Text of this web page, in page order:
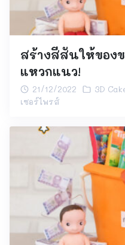
สร้างสีสันให้ของ
แหวกแนว!
21/12/2022 3D
เซอร์ไพรส์